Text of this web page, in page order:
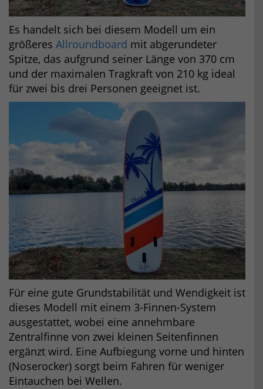
Es handelt sich bei diesem Modell um ein
größeres Allroundboard mit abgerundeter
Spitze, das aufgrund seiner Länge von 370 cm
und der maximalen Tragkraft von 210 kg ideal
für zwei bis drei Personen geeignet ist.
Für eine gute Grundstabilität und Wendigkeit ist
dieses Modell mit einem 3-Finnen-System
ausgestattet, wobei eine annehmbare
Zentralfinne von zwei kleinen Seitenfinnen
ergänzt wird. Eine Aufbiegung vorne und hinten
(Noserocker) sorgt beim Fahren für weniger
Eintauchen bei Wellen.